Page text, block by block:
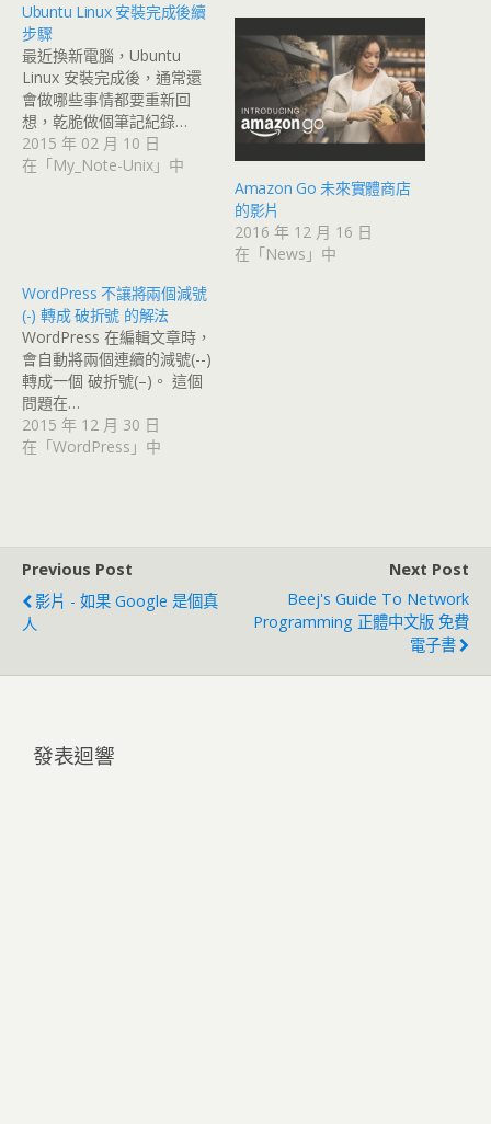
Ubuntu Linux 安裝完成後續
步驟
最近換新電腦，Ubuntu
Linux 安裝完成後，通常還
會做哪些事情都要重新回
想，乾脆做個筆記紀錄…
2015 年 02 月 10 日
在「My_Note-Unix」中
Amazon Go 未來實體商店
的影片
2016 年 12 月 16 日
在「News」中
WordPress 不讓將兩個減號
(-) 轉成 破折號 的解法
WordPress 在編輯文章時，
會自動將兩個連續的減號(--)
轉成一個 破折號(–)。 這個
問題在…
2015 年 12 月 30 日
在「WordPress」中
Previous Post
影片 - 如果 Google 是個真
人
Next Post
Beej's Guide To Network
Programming 正體中文版 免費
電子書
發表迴響